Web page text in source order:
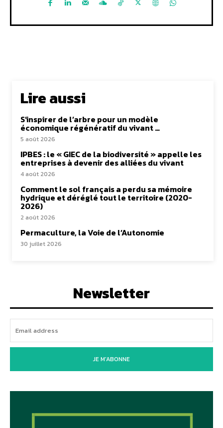
Lire aussi
S’inspirer de l’arbre pour un modèle
économique régénératif du vivant …
5 août 2026
IPBES : le « GIEC de la biodiversité » appelle les
entreprises à devenir des alliées du vivant
4 août 2026
Comment le sol français a perdu sa mémoire
hydrique et déréglé tout le territoire (2020-
2026)
2 août 2026
Permaculture, la Voie de l’Autonomie
30 juillet 2026
Newsletter
JE M'ABONNE